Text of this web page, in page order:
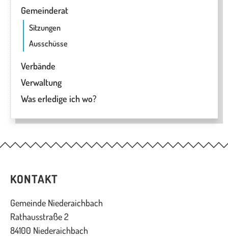
Gemeinderat
Sitzungen
Ausschüsse
Verbände
Verwaltung
Was erledige ich wo?
KONTAKT
Gemeinde Niederaichbach
Rathausstraße 2
84100 Niederaichbach